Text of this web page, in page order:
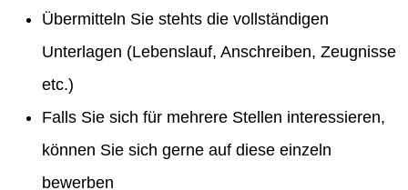
Übermitteln Sie stehts die vollständigen
Unterlagen (Lebenslauf, Anschreiben, Zeugnisse
etc.)
Falls Sie sich für mehrere Stellen interessieren,
können Sie sich gerne auf diese einzeln
bewerben